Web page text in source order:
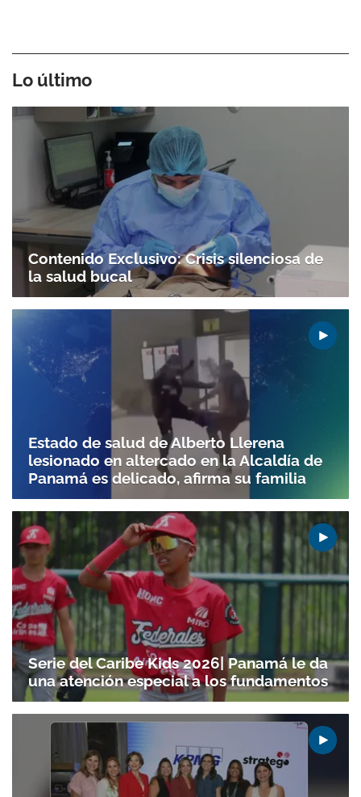
Lo último
Contenido Exclusivo: Crisis silenciosa de
la salud bucal
Estado de salud de Alberto Llerena
lesionado en altercado en la Alcaldía de
Panamá es delicado, afirma su familia
Serie del Caribe Kids 2026| Panamá le da
una atención especial a los fundamentos